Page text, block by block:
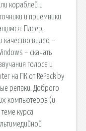
кораблей и
и приемники
Плеер,
качество видео –
– скачать
голоса и
на ПК от RePack by
репаки. Доброго
компьютеров (и
курса